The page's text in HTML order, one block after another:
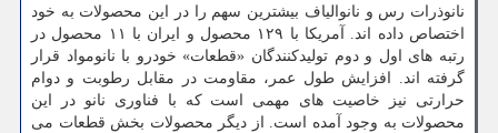
نانوذرات رس و نانوالیاف بیشترین سهم را در این محصولات به خود
اختصاص داده اند. آمریکا با ۱۲۹ محصول و ایران با ۱۱ محصول در
رتبه های اول و دوم تولیدکنندگان «قطعات» خودرو با نانومواد قرار
گرفته اند. افزایش طول عمر، مقاومت در مقابل رطوبت و دوام
حرارتی نیز خاصیت های مهمی است که با فناوری نانو در این
محصولات به وجود آمده است. از دیگر محصولات بخش قطعات می